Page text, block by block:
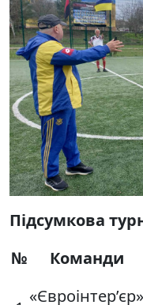
Підсумкова
№
Команди
«Євроінтер’єр»